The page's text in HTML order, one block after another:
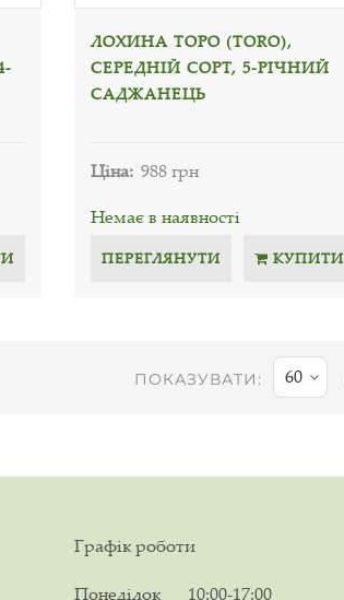
ЛОХИНА ТОРО (TORO),
СЕРЕДНІЙ СОРТ, 5-РІЧНИЙ
САДЖАНЕЦЬ
Ціна: 988 грн
Немає в наявності
ПЕРЕГЛЯНУТИ КУПИТИ
ПОКАЗУВАТИ: 60
Графік роботи
Понеділок
10:00-17:00